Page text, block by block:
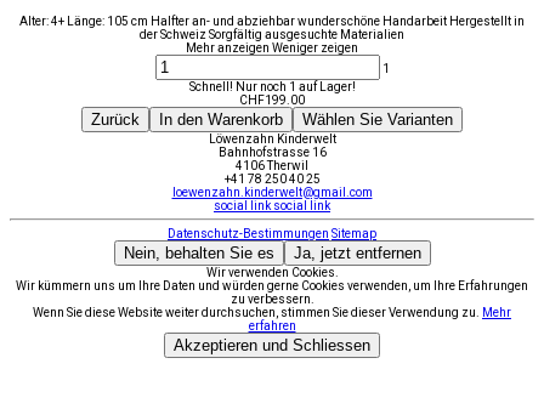
Alter: 4+ Länge: 105 cm Halfter an- und abziehbar wunderschöne Handarbeit Hergestellt in
der Schweiz Sorgfältig ausgesuchte Materialien
Mehr anzeigen Weniger zeigen
1
Schnell! Nur noch 1 auf Lager!
CHF199.00
Zurück In den Warenkorb Wählen Sie Varianten
Löwenzahn Kinderwelt
Bahnhofstrasse 16
4106 Therwil
+41 78 250 40 25
loewenzahn.kinderwelt@gmail.com
social link social link
Datenschutz-Bestimmungen Sitemap
Nein, behalten Sie es Ja, jetzt entfernen
Wir verwenden Cookies.
Wir kümmern uns um Ihre Daten und würden gerne Cookies verwenden, um Ihre Erfahrungen
zu verbessern.
Wenn Sie diese Website weiter durchsuchen, stimmen Sie dieser Verwendung zu.
Mehr
erfahren
Akzeptieren und Schliessen